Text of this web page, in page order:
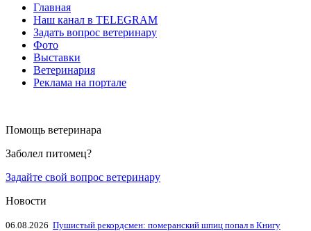
Главная
Наш канал в TELEGRAM
Задать вопрос ветеринару
Фото
Выставки
Ветеринария
Реклама на портале
Помощь ветеринара
Заболел питомец?
Задайте свой вопрос ветеринару
Новости
06.08.2026 Пушистый рекордсмен: померанский шпиц попал в Книгу